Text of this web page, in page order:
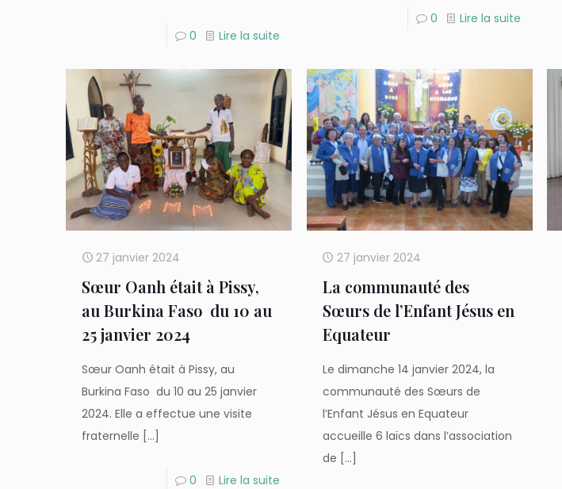
0 Lire la suite
0 Lire la suite
27 janvier 2024
Sœur Oanh était à Pissy,
au Burkina Faso du 10 au
25 janvier 2024
Sœur Oanh était à Pissy, au
Burkina Faso du 10 au 25 janvier
2024. Elle a effectue une visite
fraternelle […]
0 Lire la suite
27 janvier 2024
La communauté des
Sœurs de l’Enfant Jésus en
Equateur
Le dimanche 14 janvier 2024, la
communauté des Sœurs de
l’Enfant Jésus en Equateur
accueille 6 laïcs dans l’association
de […]